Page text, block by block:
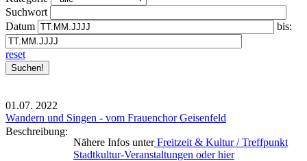
Suchwort
Datum
bis:
reset
01.07. 2022
Wandern und Singen - vom Frauenchor Geisenfeld
Beschreibung:
Nähere Infos unterFreitzeit & Kultur / Treffpunkt
Stadtkultur-Veranstaltungen oder hier